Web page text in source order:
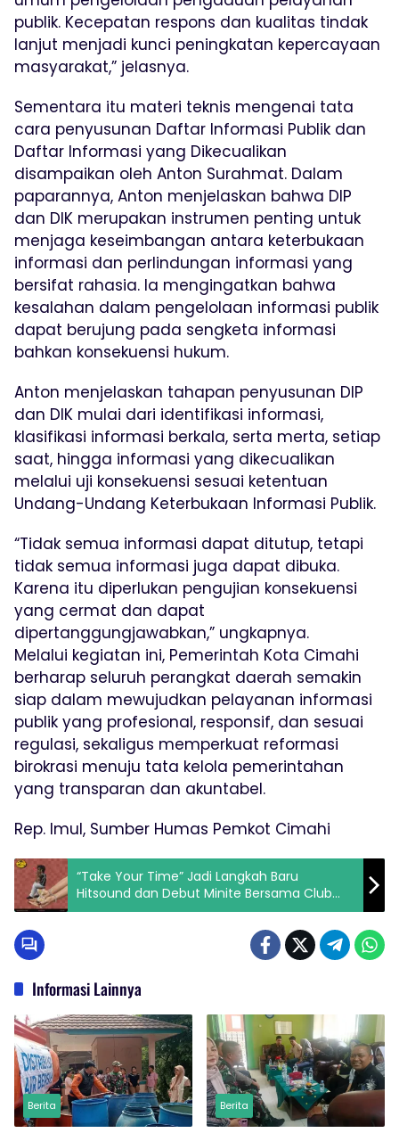
publik. Kecepatan respons dan kualitas tindak
lanjut menjadi kunci peningkatan kepercayaan
masyarakat,” jelasnya.
Sementara itu materi teknis mengenai tata
cara penyusunan Daftar Informasi Publik dan
Daftar Informasi yang Dikecualikan
disampaikan oleh Anton Surahmat. Dalam
paparannya, Anton menjelaskan bahwa DIP
dan DIK merupakan instrumen penting untuk
menjaga keseimbangan antara keterbukaan
informasi dan perlindungan informasi yang
bersifat rahasia. Ia mengingatkan bahwa
kesalahan dalam pengelolaan informasi publik
dapat berujung pada sengketa informasi
bahkan konsekuensi hukum.
Anton menjelaskan tahapan penyusunan DIP
dan DIK mulai dari identifikasi informasi,
klasifikasi informasi berkala, serta merta, setiap
saat, hingga informasi yang dikecualikan
melalui uji konsekuensi sesuai ketentuan
Undang-Undang Keterbukaan Informasi Publik.
“Tidak semua informasi dapat ditutup, tetapi
tidak semua informasi juga dapat dibuka.
Karena itu diperlukan pengujian konsekuensi
yang cermat dan dapat
dipertanggungjawabkan,” ungkapnya.
Melalui kegiatan ini, Pemerintah Kota Cimahi
berharap seluruh perangkat daerah semakin
siap dalam mewujudkan pelayanan informasi
publik yang profesional, responsif, dan sesuai
regulasi, sekaligus memperkuat reformasi
birokrasi menuju tata kelola pemerintahan
yang transparan dan akuntabel.
Rep. Imul, Sumber Humas Pemkot Cimahi
“Take Your Time” Jadi Langkah Baru
Hitsound dan Debut Minite Bersama Club
Diaspora
Informasi Lainnya
Berita Berita